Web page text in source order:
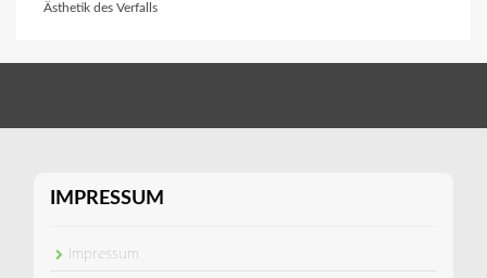
Ästhetik des Verfalls
IMPRESSUM
Impressum